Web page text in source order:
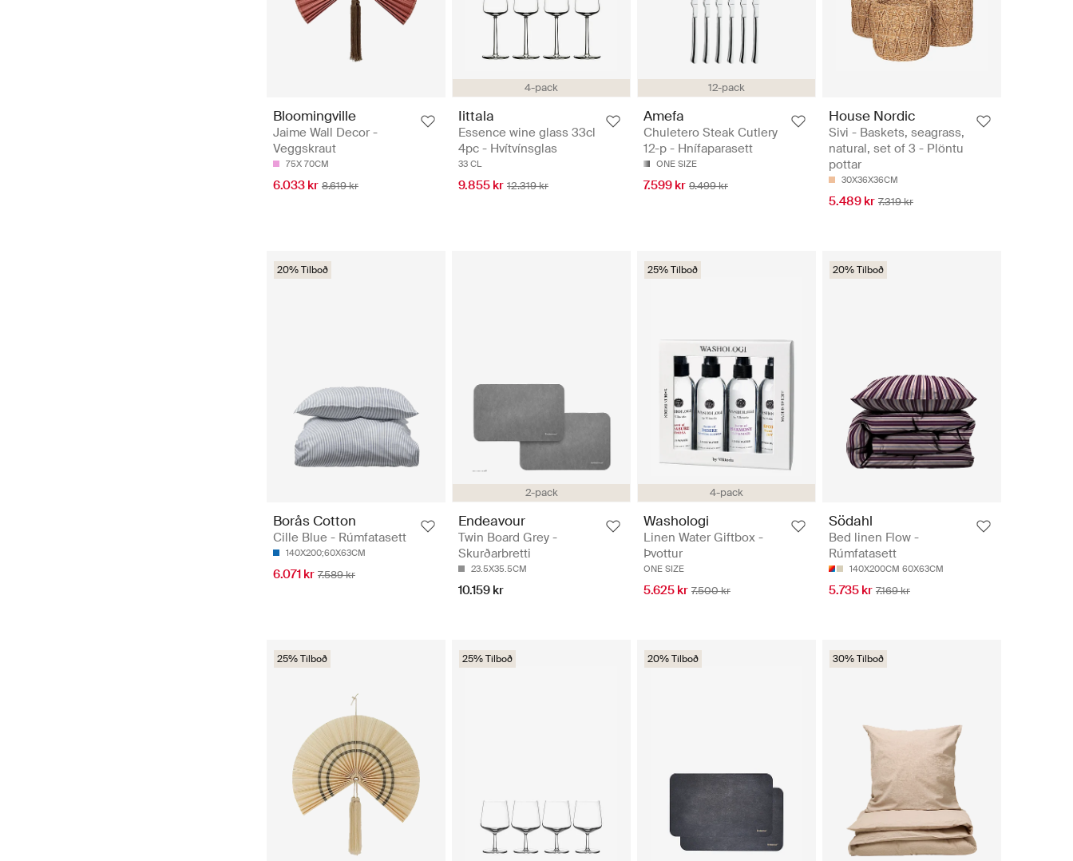
Bloomingville
Jaime Wall Decor -
Veggskraut
75X 70CM
6.033 kr 8.619 kr
4-pack
Iittala
Essence wine glass 33cl
4pc - Hvítvínsglas
33 CL
9.855 kr 12.319 kr
12-pack
Amefa
Chuletero Steak Cutlery
12-p - Hnífaparasett
ONE SIZE
7.599 kr 9.499 kr
House Nordic
Sivi - Baskets, seagrass,
natural, set of 3 - Plöntu
pottar
30X36X36CM
5.489 kr 7.319 kr
20% Tilboð
Borås Cotton
Cille Blue - Rúmfatasett
140X200;60X63CM
6.071 kr 7.589 kr
2-pack
Endeavour
Twin Board Grey -
Skurðarbretti
23.5X35.5CM
10.159 kr
4-pack
25% Tilboð
Washologi
Linen Water Giftbox -
Þvottur
ONE SIZE
5.625 kr 7.500 kr
20% Tilboð
Södahl
Bed linen Flow -
Rúmfatasett
140X200CM 60X63CM
5.735 kr 7.169 kr
25% Tilboð 25% Tilboð 20% Tilboð 30% Tilboð